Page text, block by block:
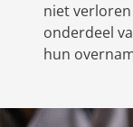
niet
onderdeel
hun